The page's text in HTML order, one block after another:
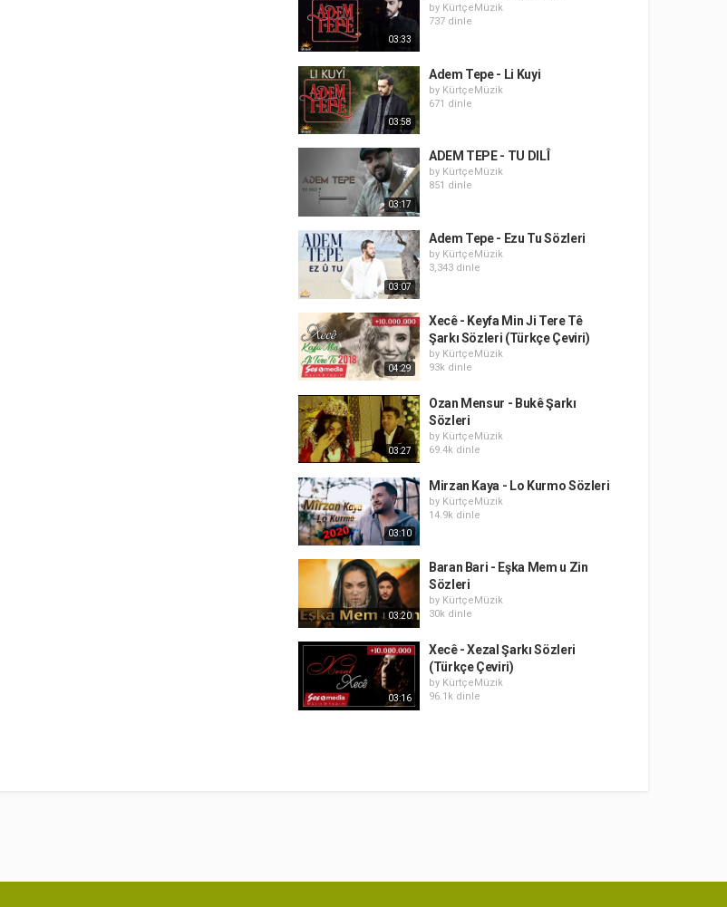
03:33
by KürtçeMüzik
737 dinle
03:58
Adem Tepe - Li Kuyi
by KürtçeMüzik
671 dinle
03:17
ADEM TEPE - TU DILÎ
by KürtçeMüzik
851 dinle
03:07
Adem Tepe - Ezu Tu Sözleri
by KürtçeMüzik
3,343 dinle
04:29
Xecê - Keyfa Min Ji Tere Tê
Şarkı Sözleri (Türkçe Çeviri)
by KürtçeMüzik
93k dinle
03:27
Ozan Mensur - Bukê Şarkı
Sözleri
by KürtçeMüzik
69.4k dinle
03:10
Mirzan Kaya - Lo Kurmo Sözleri
by KürtçeMüzik
14.9k dinle
03:20
Baran Bari - Eşka Mem u Zin
Sözleri
by KürtçeMüzik
30k dinle
03:16
Xecê - Xezal Şarkı Sözleri
(Türkçe Çeviri)
by KürtçeMüzik
96.1k dinle